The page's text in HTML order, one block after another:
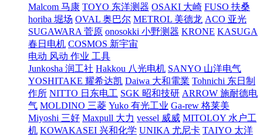
Malcom 马康 TOYO 东洋测器 OSAKI 大崎 FUSO 扶桑
horiba 堀场 OVAL 奥巴尔 METROL 美德龙 ACO 亚光
SUGAWARA 菅原 onosokki 小野测器 KRONE KASUGA
春日电机 COSMOS 新宇宙
电动 风动 作业 工具
Junkosha 润工社 Hakkou 八光电机 SANYO 山洋电气
YOSHITAKE 耀希达凯 Daiwa 大和電業 Tohnichi 东日制
作所 NITTO 日东电工 SGK 昭和技研 ARROW 施耐德电
气 MOLDINO 三菱 Yuko 有光工业 Ga-rew 格莱美
Miyoshi 三好 Maxpull 大力 vessel 威威 MITOLOY 水户工
机 KOWAKASEI 兴和化学 UNIKA 尤尼卡 TAIYO 太洋